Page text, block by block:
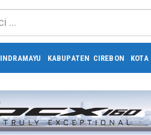
INDRAMAYU KABUPATEN CIREBON